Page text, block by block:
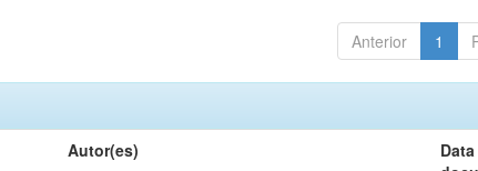
Anterior 1
Autor(es)